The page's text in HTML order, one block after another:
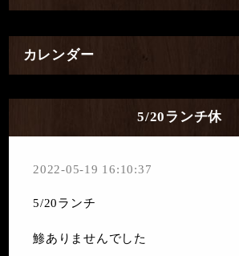
カレンダー
5/20ランチ休
2022-05-19 16:10:37
5/20ランチ
鯵ありませんでした